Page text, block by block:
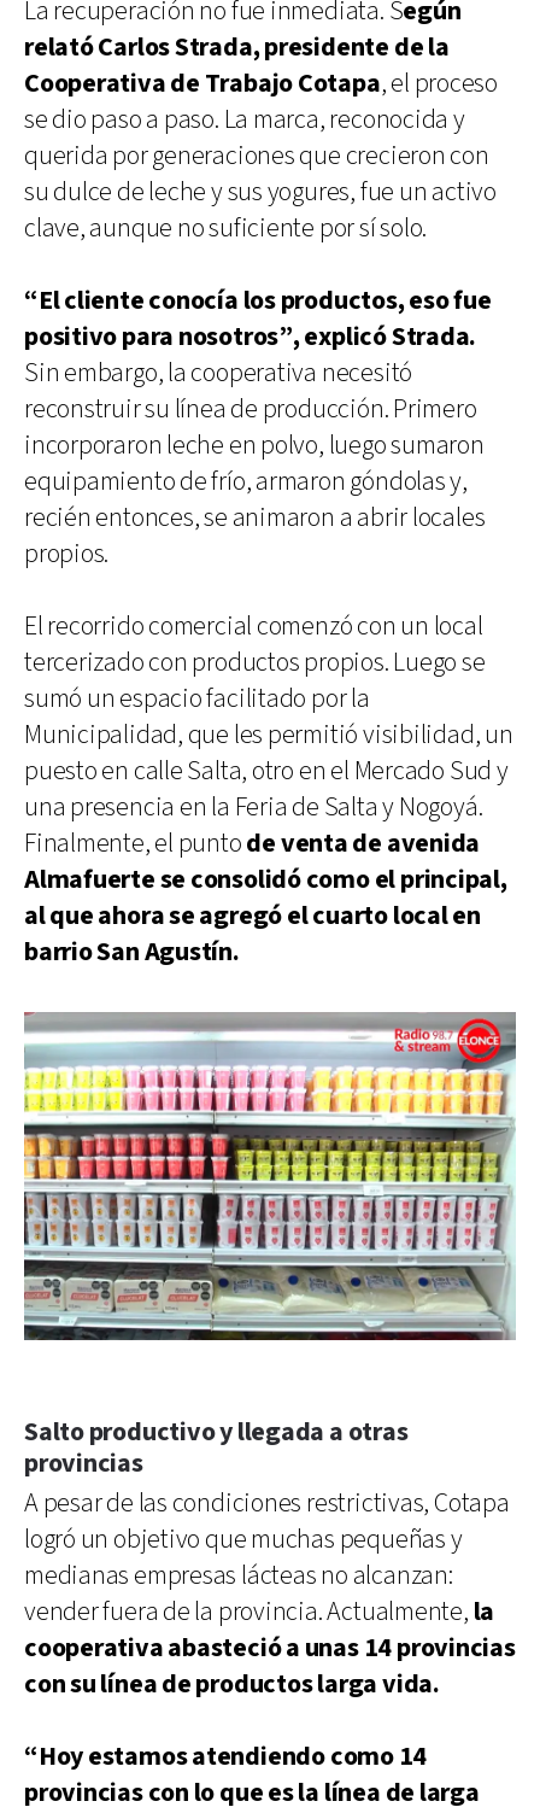
La recuperación no fue inmediata. Según
relató Carlos Strada, presidente de la
Cooperativa de Trabajo Cotapa, el proceso
se dio paso a paso. La marca, reconocida y
querida por generaciones que crecieron con
su dulce de leche y sus yogures, fue un activo
clave, aunque no suficiente por sí solo.
“El cliente conocía los productos, eso fue
positivo para nosotros”, explicó Strada.
Sin embargo, la cooperativa necesitó
reconstruir su línea de producción. Primero
incorporaron leche en polvo, luego sumaron
equipamiento de frío, armaron góndolas y,
recién entonces, se animaron a abrir locales
propios.
El recorrido comercial comenzó con un local
tercerizado con productos propios. Luego se
sumó un espacio facilitado por la
Municipalidad, que les permitió visibilidad, un
puesto en calle Salta, otro en el Mercado Sud y
una presencia en la Feria de Salta y Nogoyá.
Finalmente, el puntode venta de avenida
Almafuerte se consolidó como el principal,
al que ahora se agregó el cuarto local en
barrio San Agustín.
Salto productivo y llegada a otras
provincias
A pesar de las condiciones restrictivas, Cotapa
logró un objetivo que muchas pequeñas y
medianas empresas lácteas no alcanzan:
vender fuera de la provincia. Actualmente, la
cooperativa abasteció a unas 14 provincias
con su línea de productos larga vida.
“Hoy estamos atendiendo como 14
provincias con lo que es la línea de larga